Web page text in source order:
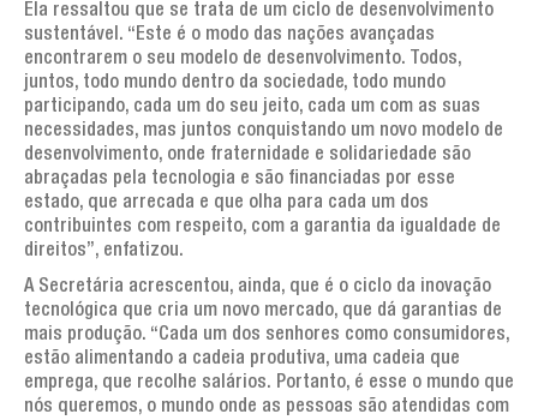
Ela ressaltou que se trata de um ciclo de desenvolvimento
sustentável. “Este é o modo das nações avançadas
encontrarem o seu modelo de desenvolvimento. Todos,
juntos, todo mundo dentro da sociedade, todo mundo
participando, cada um do seu jeito, cada um com as suas
necessidades, mas juntos conquistando um novo modelo de
desenvolvimento, onde fraternidade e solidariedade são
abraçadas pela tecnologia e são financiadas por esse
estado, que arrecada e que olha para cada um dos
contribuintes com respeito, com a garantia da igualdade de
direitos”, enfatizou.
A Secretária acrescentou, ainda, que é o ciclo da inovação
tecnológica que cria um novo mercado, que dá garantias de
mais produção. “Cada um dos senhores como consumidores,
estão alimentando a cadeia produtiva, uma cadeia que
emprega, que recolhe salários. Portanto, é esse o mundo que
nós queremos, o mundo onde as pessoas são atendidas com